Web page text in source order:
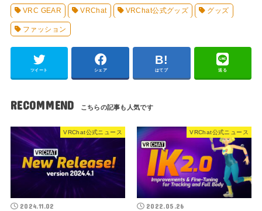
VRC GEAR VRChat VRChat公式グッズ グッズ
ファッション
ツイート シェア はてブ 送る
RECOMMEND
VRChat公式ニュース
2024.11.02
VRChat公式ニュース
2022.05.26